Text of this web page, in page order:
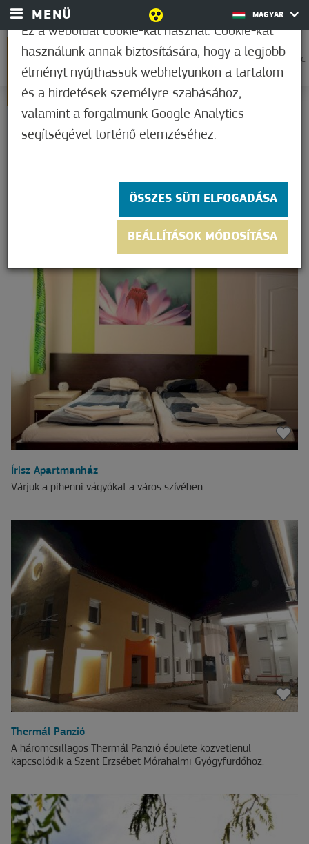
MENÜ MAGYAR
0
28,9°C
KEZDŐOLDAL
SZÁLLÁS
SZÁLLÁS
Írisz Apartmanház
Várjuk a pihenni vágyókat a város szívében.
Thermál Panzió
A háromcsillagos Thermál Panzió épülete közvetlenül
kapcsolódik a Szent Erzsébet Mórahalmi Gyógyfürdőhöz.
Ez a weboldal cookie-kat használ. Cookie-kat
használunk annak biztosítására, hogy a legjobb
élményt nyújthassuk webhelyünkön a tartalom
és a hirdetések személyre szabásához,
valamint a forgalmunk Google Analytics
segítségével történő elemzéséhez.
ÖSSZES SÜTI ELFOGADÁSA
BEÁLLÍTÁSOK MÓDOSÍTÁSA